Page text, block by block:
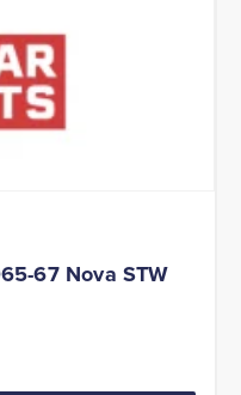
67 Nova STW